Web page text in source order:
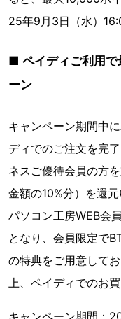
25年9月3日（水）
■ ペイディご利用
ーン
キャンペーン期間中
ディでのご注文を完
ネスご優待会員の方
金額の10%分）を還元
パソコン工房WEB会
となり、会員限定で
の特典をご用意して
上、ペイディでのお